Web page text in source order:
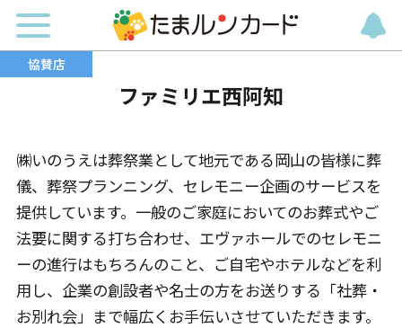
ファミリエ西阿知
㈱いのうえは葬祭業として地元である岡山の皆様に葬
儀、葬祭プランニング、セレモニー企画のサービスを
提供しています。一般のご家庭においてのお葬式やご
法要に関する打ち合わせ、エヴァホールでのセレモニ
ーの進行はもちろんのこと、ご自宅やホテルなどを利
用し、企業の創設者や名士の方をお送りする「社葬・
お別れ会」まで幅広くお手伝いさせていただきます。